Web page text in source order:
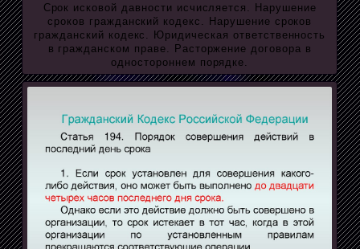
Срок исковой давности исчисляется. Нарушение
сроков гражданский кодекс. Нарушение сроков
гражданский кодекс. Юридическая ответственность
в гражданском праве. Расторжение договора в
одностороннем порядке.